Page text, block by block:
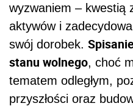
wyzwaniem – kwestią
aktywów i
swój dorobek.
stanu wolnego, choć
tematem odległym,
przyszłości oraz